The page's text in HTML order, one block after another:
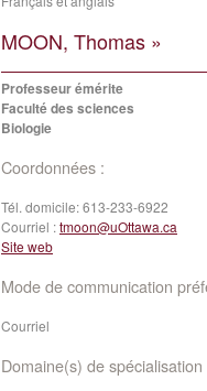
MOON, Thomas »
Professeur émérite
Faculté des sciences
Biologie
Coordonnées :
Tél. domicile:613-233-6922
Courriel :tmoon@uOttawa.ca
Site web
Mode de communication
Courriel
Domaine(s) de spécialisation